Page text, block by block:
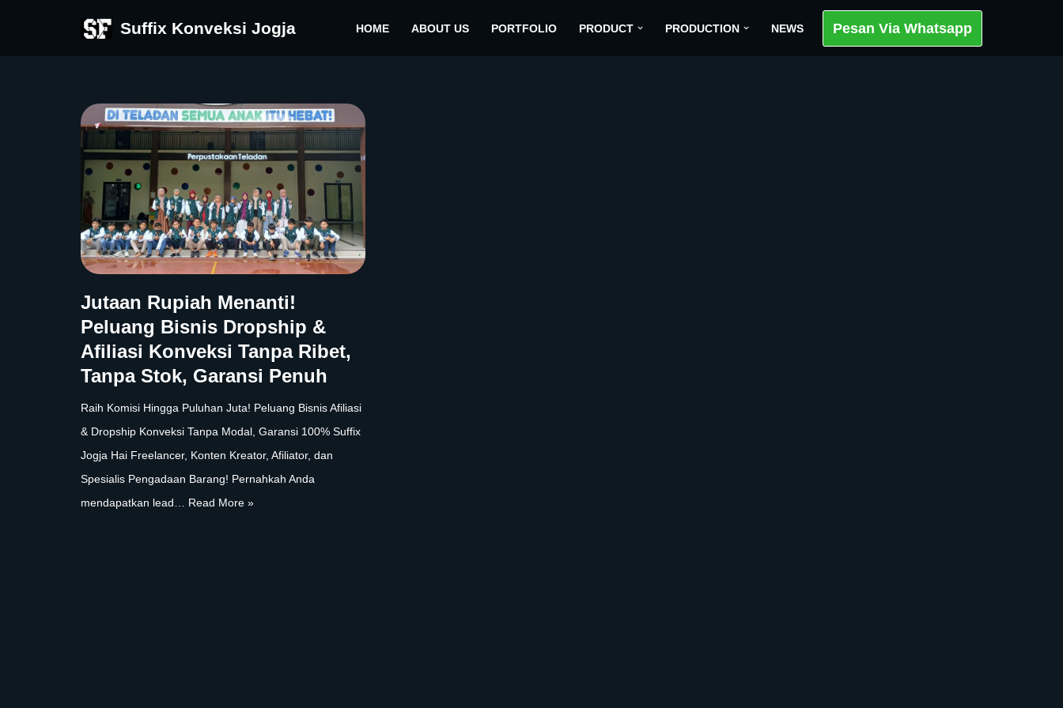
Suffix Konveksi Jogja HOME ABOUT US PORTFOLIO PRODUCT PRODUCTION NEWS Pesan Via Whatsapp
Jutaan Rupiah Menanti!
Peluang Bisnis Dropship &
Afiliasi Konveksi Tanpa Ribet,
Tanpa Stok, Garansi Penuh
Raih Komisi Hingga Puluhan Juta! Peluang Bisnis Afiliasi
& Dropship Konveksi Tanpa Modal, Garansi 100% Suffix
Jogja Hai Freelancer, Konten Kreator, Afiliator, dan
Spesialis Pengadaan Barang! Pernahkah Anda
mendapatkan lead… Read More »